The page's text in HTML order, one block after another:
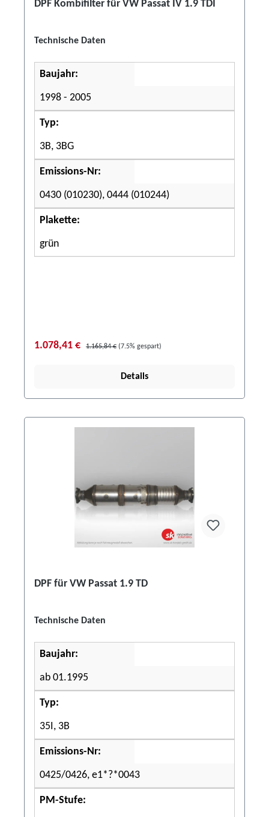
DPF Kombifilter für VW Passat IV 1.9 TDI
Technische Daten
Baujahr:
1998 - 2005
Typ:
3B, 3BG
Emissions-Nr:
0430 (010230), 0444 (010244)
Plakette:
grün
1.078,41 € 1.165,84 € (7.5% gespart)
Details
DPF für VW Passat 1.9 TD
Technische Daten
Baujahr:
ab 01.1995
Typ:
35I, 3B
Emissions-Nr:
0425/0426, e1*?*0043
PM-Stufe: